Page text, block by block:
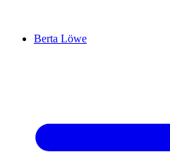
Berta Löwe